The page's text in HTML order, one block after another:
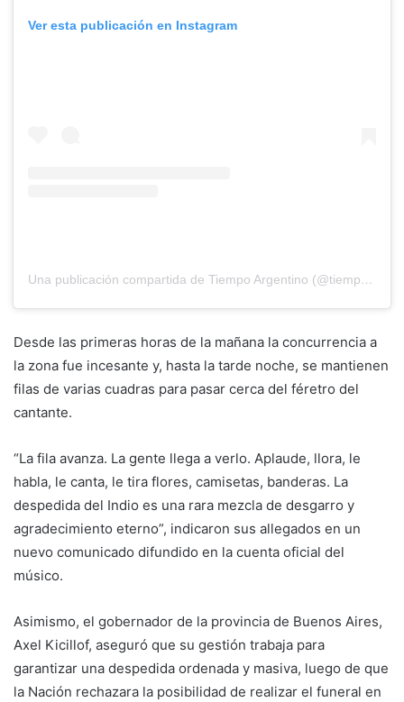
Ver esta publicación en Instagram
Una publicación compartida de Tiempo Argentino (@tiempoarg)
Desde las primeras horas de la mañana la concurrencia a
la zona fue incesante y, hasta la tarde noche, se mantienen
filas de varias cuadras para pasar cerca del féretro del
cantante.
“La fila avanza. La gente llega a verlo. Aplaude, llora, le
habla, le canta, le tira flores, camisetas, banderas. La
despedida del Indio es una rara mezcla de desgarro y
agradecimiento eterno”, indicaron sus allegados en un
nuevo comunicado difundido en la cuenta oficial del
músico.
Asimismo, el gobernador de la provincia de Buenos Aires,
Axel Kicillof, aseguró que su gestión trabaja para
garantizar una despedida ordenada y masiva, luego de que
la Nación rechazara la posibilidad de realizar el funeral en